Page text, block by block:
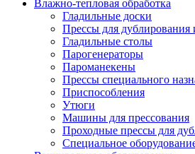
Влажно-тепловая обработка
Гладильные доски
Прессы для дублирования
Гладильные столы
Парогенераторы
Пароманекены
Прессы специального
Приспособления
Утюги
Машины для прессования
Проходные прессы для
Специальное